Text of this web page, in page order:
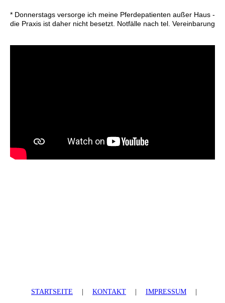
* Donnerstags versorge ich meine Pferdepatienten außer Haus -
die Praxis ist daher nicht besetzt. Notfälle nach tel. Vereinbarung
STARTSEITE KONTAKT IMPRESSUM